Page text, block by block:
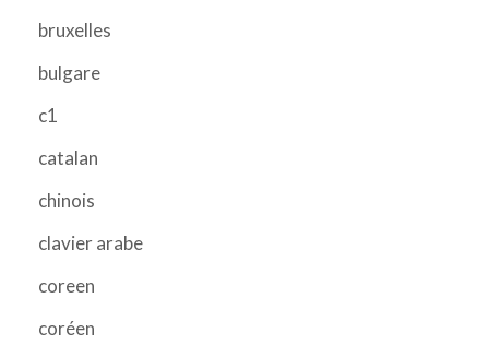
bruxelles
bulgare
c1
catalan
chinois
clavier arabe
coreen
coréen